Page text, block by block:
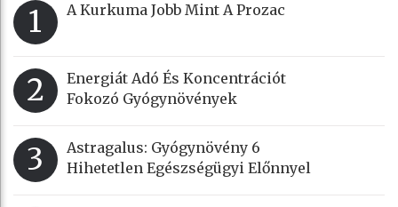
1 A Kurkuma Jobb Mint A Prozac
2
Energiát Adó És Koncentrációt
Fokozó Gyógynövények
3
Astragalus: Gyógynövény 6
Hihetetlen Egészségügyi Előnnyel